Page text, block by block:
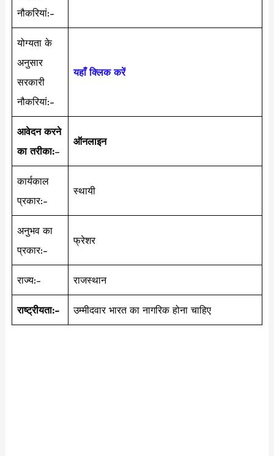
नौकरियां:-
योग्यता के
अनुसार
सरकारी
नौकरियां:-
यहाँ क्लिक करें
आवेदन करने
का तरीका:–
ऑनलाइन
कार्यकाल
प्रकार:-
स्थायी
अनुभव का
प्रकार:-
फ्रेशर
राज्य:- राजस्थान
राष्ट्रीयता:- उम्मीदवार भारत का नागरिक होना चाहिए